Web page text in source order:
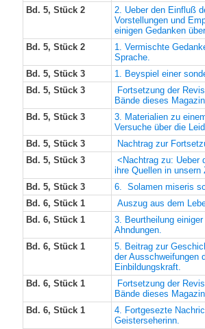
Bd. 5, Stück 2
2. Ueber den Einfluß
Vorstellungen und
einigen Gedanken
Bd. 5, Stück 2
1. Vermischte
Sprache.
Bd. 5, Stück 3
1. Beyspiel einer
Bd. 5, Stück 3
Fortsetzung der
Bände dieses
Bd. 5, Stück 3
3. Materialien zu
Versuche über die
Bd. 5, Stück 3
Nachtrag zur
Bd. 5, Stück 3
<Nachtrag zu: Ueber
ihre Quellen in unsern
Bd. 5, Stück 3
6. Solamen miseris
Bd. 6, Stück 1
Auszug aus dem
Bd. 6, Stück 1
3. Beurtheilung
Ahndungen.
Bd. 6, Stück 1
5. Beitrag zur
der Ausschweifungen
Einbildungskraft.
Bd. 6, Stück 1
Fortsetzung der
Bände dieses
Bd. 6, Stück 1
4. Fortgesezte
Geisterseherinn.